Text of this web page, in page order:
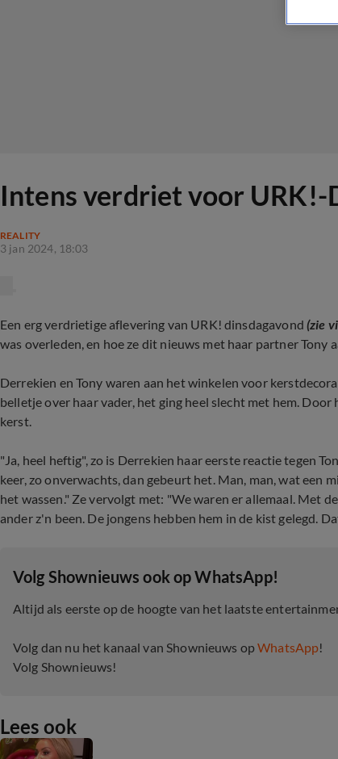
Intens verdriet voor
REALITY
3 jan 2024, 18:03
Een erg verdrietige aflevering van URK! dinsdagavond (zie
was overleden, en hoe ze dit nieuws met haar partner Tony
Derrekien en Tony waren aan het winkelen voor
belletje over haar vader, het ging heel slecht met hem.
kerst.
"Ja, heel heftig", zo is Derrekien haar eerste reactie tegen
keer, zo onverwachts, dan gebeurt het. Man, man, wat een
het wassen." Ze vervolgt met: "We waren er allemaal. Met
ander z'n been. De jongens hebben hem in de kist gelegd.
‎Volg Shownieuws ook op WhatsApp!
Altijd als eerste op de hoogte van het laatste
Volg dan nu het kanaal van Shownieuws opWhatsApp!
Volg Shownieuws!
Lees ook